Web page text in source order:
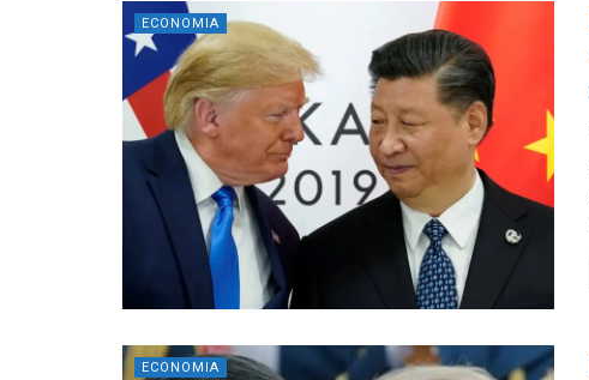
ECONOMIA
ECONOMIA